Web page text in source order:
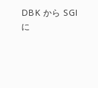
DBK から SGI
に